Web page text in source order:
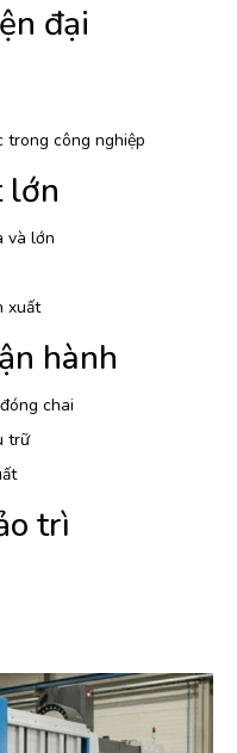
đại
công nghiệp
lớn
và lớn
xuất
hành
chai
trữ
trì